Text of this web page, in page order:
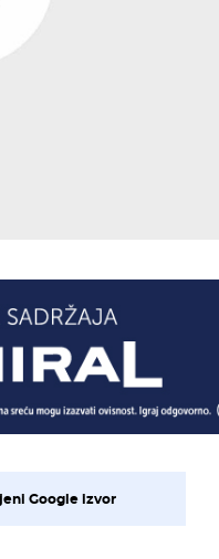
Google izvor